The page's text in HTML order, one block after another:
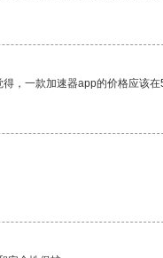
，一款加速器app的价格应该在